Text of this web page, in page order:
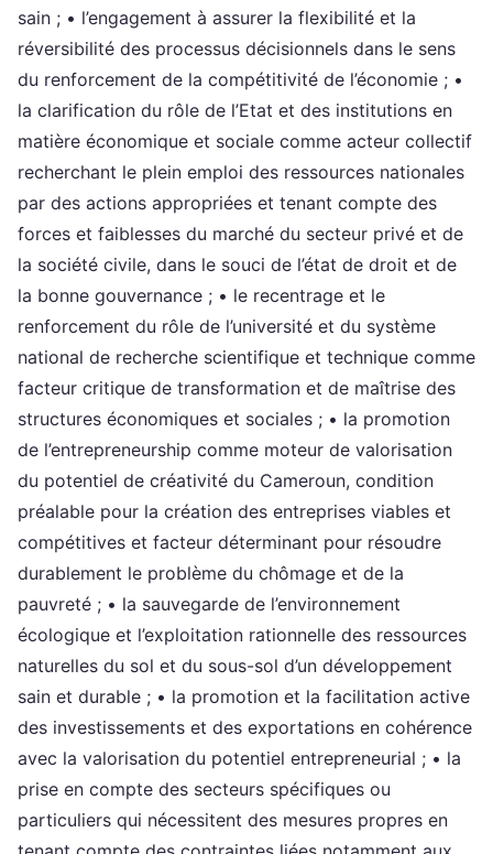
sain ; • l’engagement à assurer la flexibilité et la
réversibilité des processus décisionnels dans le sens
du renforcement de la compétitivité de l’économie ; •
la clarification du rôle de l’Etat et des institutions en
matière économique et sociale comme acteur collectif
recherchant le plein emploi des ressources nationales
par des actions appropriées et tenant compte des
forces et faiblesses du marché du secteur privé et de
la société civile, dans le souci de l’état de droit et de
la bonne gouvernance ; • le recentrage et le
renforcement du rôle de l’université et du système
national de recherche scientifique et technique comme
facteur critique de transformation et de maîtrise des
structures économiques et sociales ; • la promotion
de l’entrepreneurship comme moteur de valorisation
du potentiel de créativité du Cameroun, condition
préalable pour la création des entreprises viables et
compétitives et facteur déterminant pour résoudre
durablement le problème du chômage et de la
pauvreté ; • la sauvegarde de l’environnement
écologique et l’exploitation rationnelle des ressources
naturelles du sol et du sous-sol d’un développement
sain et durable ; • la promotion et la facilitation active
des investissements et des exportations en cohérence
avec la valorisation du potentiel entrepreneurial ; • la
prise en compte des secteurs spécifiques ou
particuliers qui nécessitent des mesures propres en